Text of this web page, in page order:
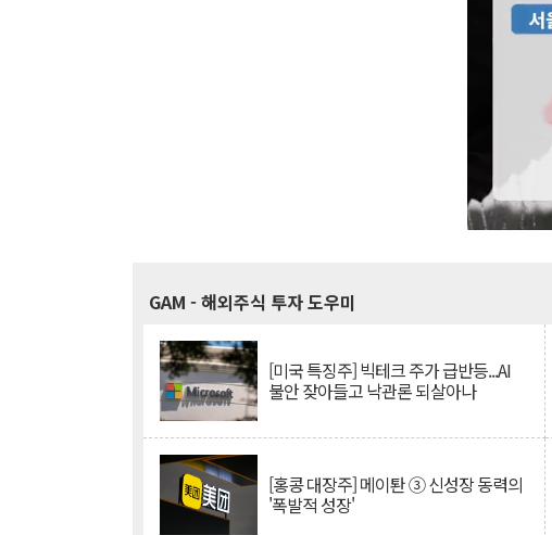
GAM - 해외주식 투자 도우미
[미국 특징주] 빅테크 주가 급반등...AI
불안 잦아들고 낙관론 되살아나
[홍콩 대장주] 메이퇀 ③ 신성장 동력의
'폭발적 성장'